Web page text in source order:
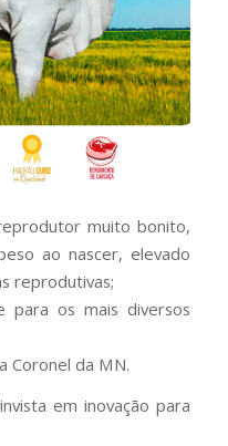
muito bonito,
ao nascer, elevado
reprodutivas;
para os mais diversos
Coronel da MN.
em inovação para